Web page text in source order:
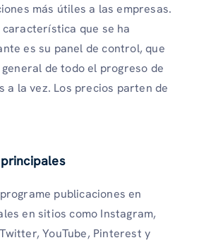
más útiles a las empresas.
característica que se ha
es su panel de control, que
de todo el progreso de
a la vez. Los precios parten de
publicaciones en
en sitios como Instagram,
YouTube, Pinterest y